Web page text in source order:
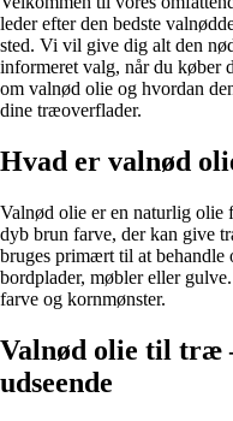
leder efter den bedste
sted. Vi vil give dig alt den
informeret valg, når du køber
om valnød olie og hvordan
dine træoverflader.
Hvad er valnød
Valnød olie er en naturlig olie
dyb brun farve, der kan give
bruges primært til at behandle
bordplader, møbler eller
farve og kornmønster.
Valnød olie til træ
udseende